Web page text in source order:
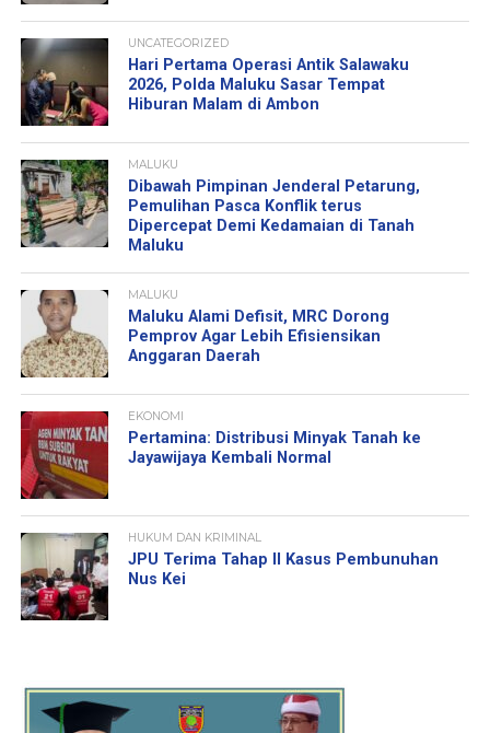
UNCATEGORIZED
Hari Pertama Operasi Antik Salawaku
2026, Polda Maluku Sasar Tempat
Hiburan Malam di Ambon
MALUKU
Dibawah Pimpinan Jenderal Petarung,
Pemulihan Pasca Konflik terus
Dipercepat Demi Kedamaian di Tanah
Maluku
MALUKU
Maluku Alami Defisit, MRC Dorong
Pemprov Agar Lebih Efisiensikan
Anggaran Daerah
EKONOMI
Pertamina: Distribusi Minyak Tanah ke
Jayawijaya Kembali Normal
HUKUM DAN KRIMINAL
JPU Terima Tahap II Kasus Pembunuhan
Nus Kei